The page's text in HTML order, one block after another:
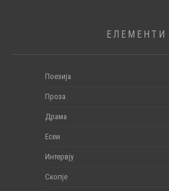
ЕЛЕМЕНТИ
Поезија
Проза
Драма
Есеи
Интервју
Скопје